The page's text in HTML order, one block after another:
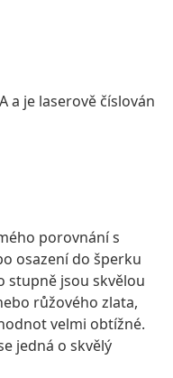
a je laserově číslován
porovnání s
osazení do šperku
stupně jsou skvělou
růžového zlata,
velmi obtížné.
jedná o skvělý